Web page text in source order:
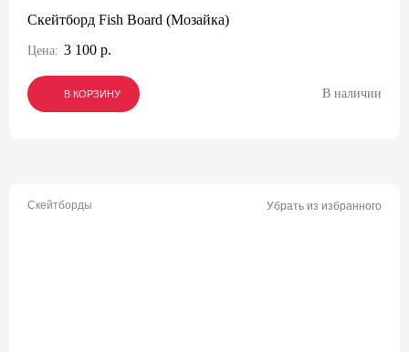
Скейтборд Fish Board (Мозайка)
Цена: 3 100 р.
В КОРЗИНУ
В КОРЗИНУ
В КОРЗИНУ В наличии
Скейтборды Убрать из избранного